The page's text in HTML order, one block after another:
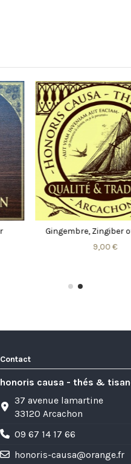
Gingembre, Zingiber
Contact
honoris causa - thés &
37 avenue lamartine
33120 Arcachon
09 67 14 17 66
honoris-causa@orange.fr